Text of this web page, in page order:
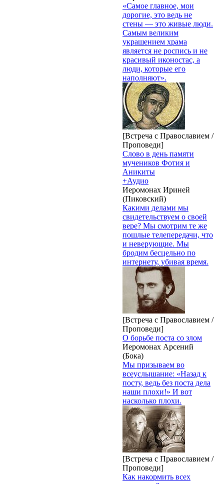
«Самое главное, мои
дорогие, это ведь не
стены — это живые люди.
Самым великим
украшением храма
является не роспись и не
красивый иконостас, а
люди, которые его
наполняют».
[Встреча с Православием /
Проповеди]
Слово в день памяти
мучеников Фотия и
Аникиты
+Аудио
Иеромонах Ириней
(Пиковский)
Какими делами мы
свидетельствуем о своей
вере? Мы смотрим те же
пошлые телепередачи, что
и неверующие. Мы
бродим бесцельно по
интернету, убивая время.
[Встреча с Православием /
Проповеди]
О борьбе поста со злом
Иеромонах Арсений
(Бока)
Мы призываем во
всеуслышание: «Назад к
посту, ведь без поста дела
наши плохи!» И вот
насколько плохи.
[Встреча с Православием /
Проповеди]
Как накормить всех